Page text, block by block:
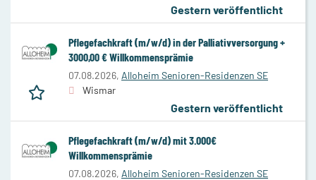
Gestern veröffentlicht
Pflegefachkraft (m/w/d) in der Palliativversorgung +
3000,00 € Willkommensprämie
07.08.2026, Alloheim Senioren-Residenzen SE
Wismar
Gestern veröffentlicht
Pflegefachkraft (m/w/d) mit 3.000€
Willkommensprämie
07.08.2026, Alloheim Senioren-Residenzen SE